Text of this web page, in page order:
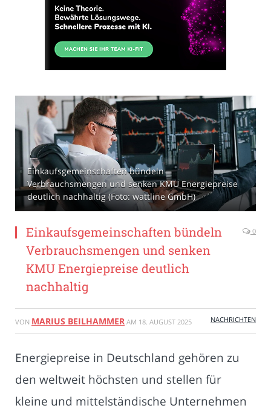
Einkaufsgemeinschaften bündeln
Verbrauchsmengen und senken KMU Energiepreise
deutlich nachhaltig (Foto: wattline GmbH)
Einkaufsgemeinschaften bündeln
Verbrauchsmengen und senken
KMU Energiepreise deutlich
nachhaltig
0
VON MARIUS BEILHAMMER AM 18. AUGUST 2025 NACHRICHTEN
Energiepreise in Deutschland gehören zu
den weltweit höchsten und stellen für
kleine und mittelständische Unternehmen